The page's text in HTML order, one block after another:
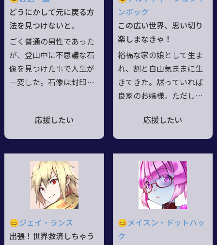
り憧れた事が家出のきっ
かけ。これが最初のわが
して責任の始まり●電脳
空間の操作は感覚と直感
生体。その他のプロフィ
ールは一切不明。――願いの
残滓は過去を殺す戦場
た、雷光纏う半人半機の
殺戮者。
どうにかして元に戻る方
法を見つけないと。
ごく普通の男性であった
が、登山中に不思議な石
像を見つけた事で人生が
一変した。石像は封印さ
ていたのである。人格ま
で乗っ取られる事は避け
た結果、邪神本来の姿で
ある少女の体に変化して
しまった。更に封印は未
だ生きており心身が弱っ
たり邪神の力を使い過ぎ
たりすると徐々に石化し
応援したい
ンボック
この広い世界、思い切り
楽しまなきゃ！
裕福な家の娘として生ま
れ、割と自由気ままに生
きてきた。黙っていれば
良家のお嬢様。ただし基
クセに現代文明の順応力
が妙に高く、世間擦れし
分に正直に、好き嫌いも
はっきりと行動し言葉を
吐き出す。表情豊かで喜
怒哀楽も明確。イケメン
とネコと甘い物が好き。
優しく気遣いする面も持
応援したい
😊ジェイ・ランス
出張！世界救済しちゃう
😊メイスン・ドットハッ
ク